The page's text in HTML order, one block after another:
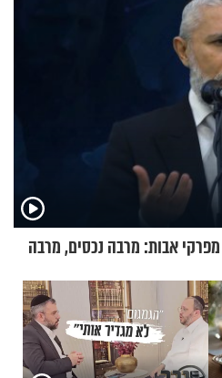
אבות: מרבה נכסים, מרבה